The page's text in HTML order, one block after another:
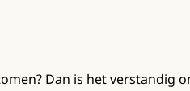
Dan is het verstandig